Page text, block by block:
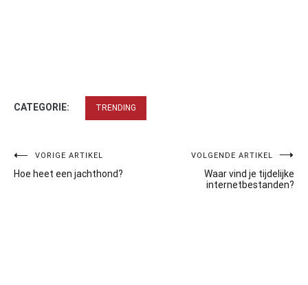
CATEGORIE: TRENDING
Bericht
navigatie
VORIGE ARTIKEL
Hoe heet een jachthond?
VOLGENDE ARTIKEL
Waar vind je tijdelijke
internetbestanden?